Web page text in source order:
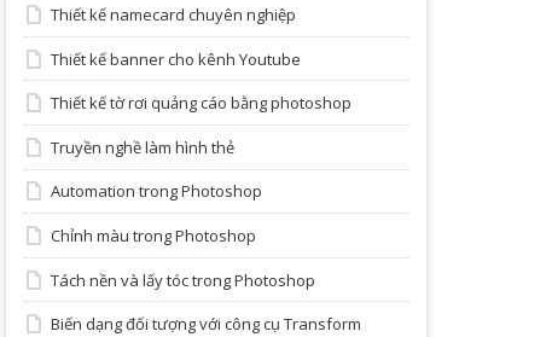
Thiết kế namecard chuyên nghiệp
Thiết kế banner cho kênh Youtube
Thiết kế tờ rơi quảng cáo bằng photoshop
Truyền nghề làm hình thẻ
Automation trong Photoshop
Chỉnh màu trong Photoshop
Tách nền và lấy tóc trong Photoshop
Biến dạng đối tượng với công cụ Transform